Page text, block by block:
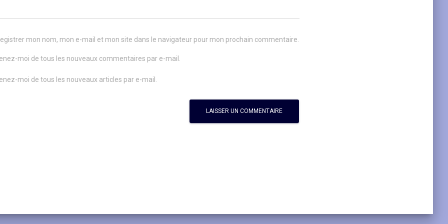
mon nom, mon e-mail et mon site dans le navigateur pour mon prochain commentaire.
moi de tous les nouveaux commentaires par e-mail.
moi de tous les nouveaux articles par e-mail.